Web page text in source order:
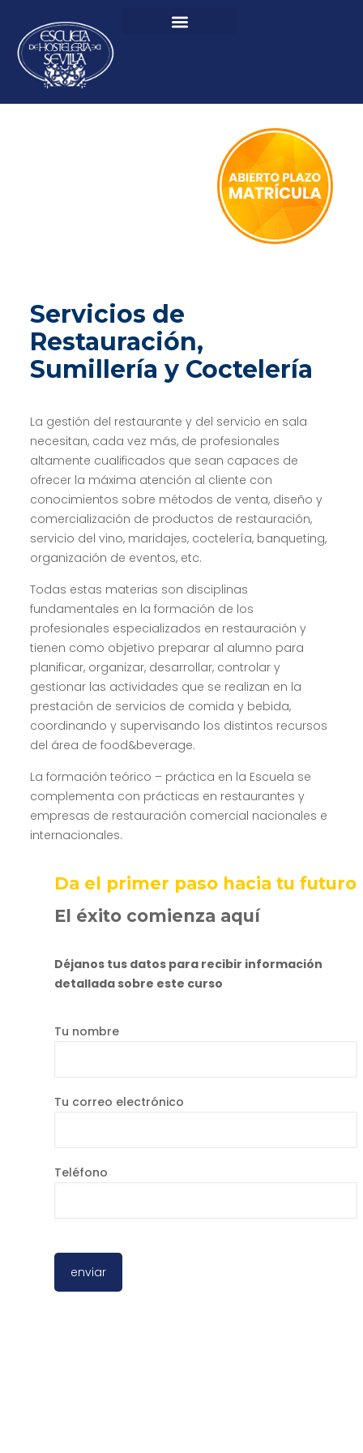
Servicios de
Restauración,
Sumillería y Coctelería
La gestión del restaurante y del servicio en sala
necesitan, cada vez más, de profesionales
altamente cualificados que sean capaces de
ofrecer la máxima atención al cliente con
conocimientos sobre métodos de venta, diseño y
comercialización de productos de restauración,
servicio del vino, maridajes, coctelería, banqueting,
organización de eventos, etc.
Todas estas materias son disciplinas
fundamentales en la formación de los
profesionales especializados en restauración y
tienen como objetivo preparar al alumno para
planificar, organizar, desarrollar, controlar y
gestionar las actividades que se realizan en la
prestación de servicios de comida y bebida,
coordinando y supervisando los distintos recursos
del área de food&beverage.
La formación teórico – práctica en la Escuela se
complementa con prácticas en restaurantes y
empresas de restauración comercial nacionales e
internacionales.
Da el primer paso hacia tu futuro
El éxito comienza aquí
Déjanos tus datos para recibir información
detallada sobre este curso
Tu nombre
Tu correo electrónico
Teléfono